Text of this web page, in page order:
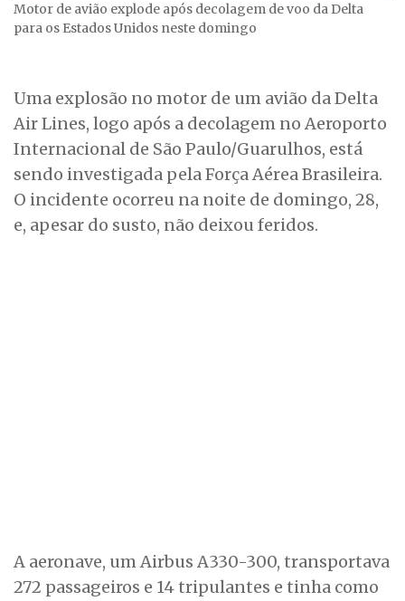
Motor de avião explode após decolagem de voo da Delta
para os Estados Unidos neste domingo
Uma explosão no motor de um avião da Delta
Air Lines, logo após a decolagem no Aeroporto
Internacional de São Paulo/Guarulhos, está
sendo investigada pela Força Aérea Brasileira.
O incidente ocorreu na noite de domingo, 28,
e, apesar do susto, não deixou feridos.
A aeronave, um Airbus A330-300, transportava
272 passageiros e 14 tripulantes e tinha como